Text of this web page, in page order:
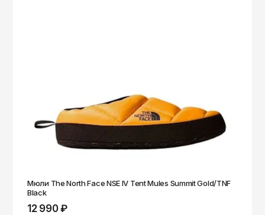
Мюли The North Face NSE IV Tent Mules Summit Gold/TNF
Black
12 990 ₽